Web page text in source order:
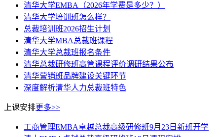
清华大学EMBA（2026年学费是多少？）
清华大学培训班怎么样？
总裁培训班2026招生计划
清华大学MBA总裁班课程
清华大学总裁班报名条件
清华总裁研修班高管课程评价调研结果公布
清华营销班品牌建设关键环节
深度解析清华人力总裁班特色
上课安排更多>>
工商管理EMBA卓越总裁高级研修班9月23日新班开学